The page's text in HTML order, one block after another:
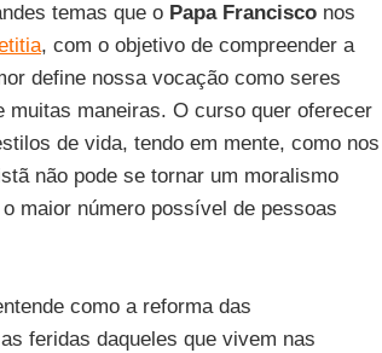
temas que o Papa Francisco nos
, com o objetivo de compreender a
define nossa vocação como seres
maneiras. O curso quer oferecer
de vida, tendo em mente, como nos
não pode se tornar um moralismo
maior número possível de pessoas
como a reforma das
feridas daqueles que vivem nas